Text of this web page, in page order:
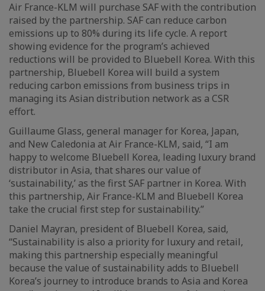
Air France-KLM will purchase SAF with the contribution
raised by the partnership. SAF can reduce carbon
emissions up to 80% during its life cycle. A report
showing evidence for the program’s achieved
reductions will be provided to Bluebell Korea. With this
partnership, Bluebell Korea will build a system
reducing carbon emissions from business trips in
managing its Asian distribution network as a CSR
effort.
Guillaume Glass, general manager for Korea, Japan,
and New Caledonia at Air France-KLM, said, “I am
happy to welcome Bluebell Korea, leading luxury brand
distributor in Asia, that shares our value of
‘sustainability,’ as the first SAF partner in Korea. With
this partnership, Air France-KLM and Bluebell Korea
take the crucial first step for sustainability.”
Daniel Mayran, president of Bluebell Korea, said,
“Sustainability is also a priority for luxury and retail,
making this partnership especially meaningful
because the value of sustainability adds to Bluebell
Korea’s journey to introduce brands to Asia and Korea